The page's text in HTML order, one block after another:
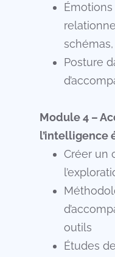
Posture
Module 4 –
l’intelligence
Créer un
outils
Études